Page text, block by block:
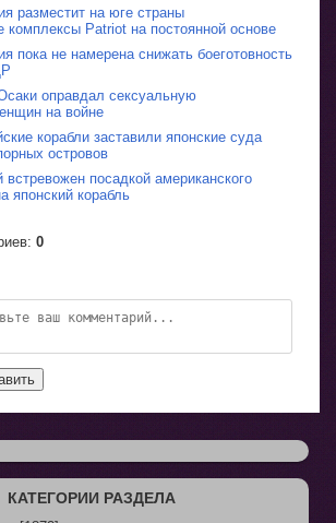
разместит на юге страны
комплексы Patriot на постоянной основе
пока не намерена снижать боеготовность
оправдал сексуальную
на войне
корабли заставили японские суда
островов
встревожен посадкой американского
японский корабль
: 0
КАТЕГОРИИ РАЗДЕЛА